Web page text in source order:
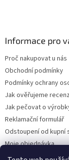
Informace pro
Proč nakupovat u nás
Obchodní podmínky
Podmínky ochrany
Jak ověřujeme
Jak pečovat o
Reklamační formulář
Odstoupení od kupní
Moje objednávka
Odstoupení od